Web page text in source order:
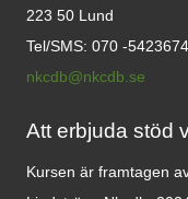
223 50 Lund
Tel/SMS: 070 -5423674
nkcdb@nkcdb.se
Att erbjuda stöd
Kursen är framtagen